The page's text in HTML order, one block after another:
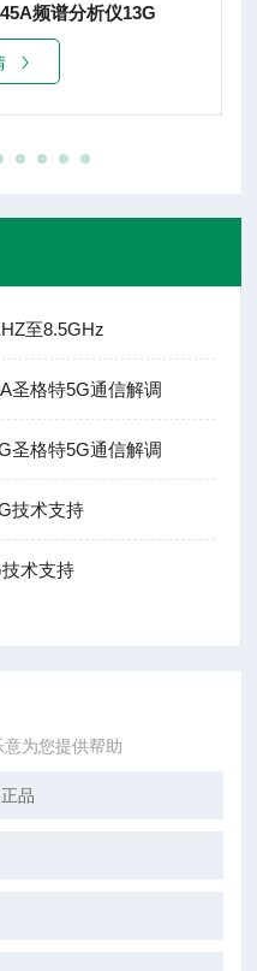
谱分析仪7G租赁销售
情
至8.5GHz
圣格特5G通信解调
圣格特5G通信解调
技术支持
术支持
为您提供帮助